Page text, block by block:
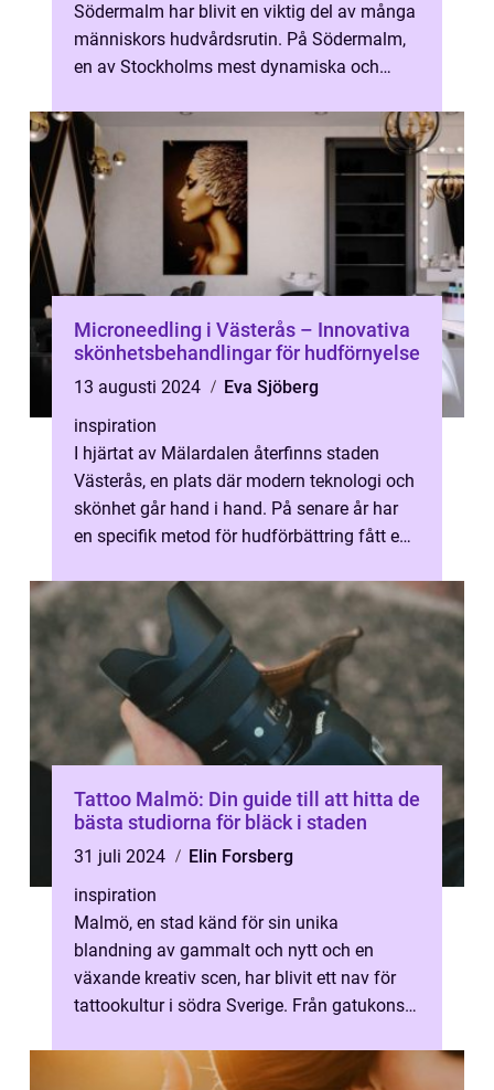
Södermalm har blivit en viktig del av många
människors hudvårdsrutin. På Södermalm,
en av Stockholms mest dynamiska och
Microneedling i Västerås – Innovativa
skönhetsbehandlingar för hudförnyelse
13 augusti 2024
Eva Sjöberg
inspiration
I hjärtat av Mälardalen återfinns staden
Västerås, en plats där modern teknologi och
skönhet går hand i hand. På senare år har
en specifik metod för hudförbättring fått en
Tattoo Malmö: Din guide till att hitta de
bästa studiorna för bläck i staden
31 juli 2024
Elin Forsberg
inspiration
Malmö, en stad känd för sin unika
blandning av gammalt och nytt och en
växande kreativ scen, har blivit ett nav för
tattookultur i södra Sverige. Från gatukonst